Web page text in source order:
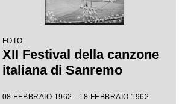
FOTO
XII Festival della canzone
italiana di Sanremo
08 FEBBRAIO 1962 - 18 FEBBRAIO 1962